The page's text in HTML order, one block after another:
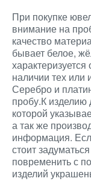
При покупке
внимание на
качество
бывает белое,
наличии тех или
Серебро и
пробу.К
которой
а так же
информация.
стоит
повременить с
изделий